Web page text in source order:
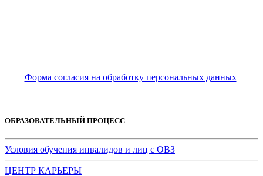
Форма согласия на обработку персональных данных
ОБРАЗОВАТЕЛЬНЫЙ ПРОЦЕСС
Условия обучения инвалидов и лиц с ОВЗ
ЦЕНТР КАРЬЕРЫ